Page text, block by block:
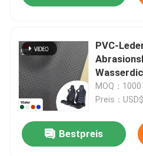
PVC-
MOQ：
Preis：
Bestpreis